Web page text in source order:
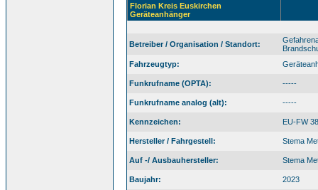
Florian Kreis Euskirchen
Geräteanhänger
Betreiber / Organisation / Standort:
Fahrzeugtyp:
Funkrufname (OPTA): -----
Funkrufname analog (alt): -----
Kennzeichen: EU-FW
Hersteller / Fahrgestell: Stema
Auf -/ Ausbauhersteller: Stema
Baujahr: 2023